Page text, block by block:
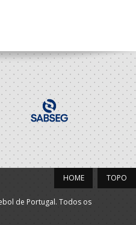
TOPO
HOME
de Portugal. Todos os